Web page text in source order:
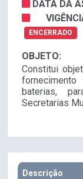
DATA DA
ENCERRADO
OBJETO:
Constitui
baterias,
Secretarias
Descrição